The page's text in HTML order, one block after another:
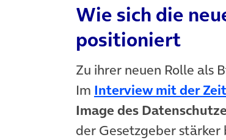
Wie sich die
positioniert
Zu ihrer neuen Rolle als
Im Interview mit der Zeit
Image des
der Gesetzgeber stärker